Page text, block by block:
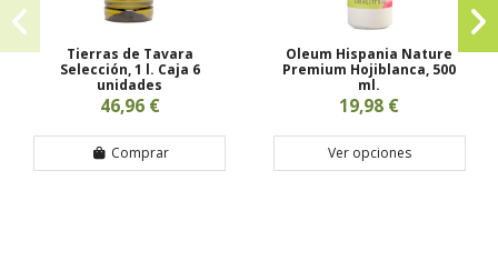
Tierras de Tavara
Selección, 1 l. Caja 6
unidades
46,96 €
Comprar
Oleum Hispania Nature
Premium Hojiblanca, 500
ml.
19,98 €
Ver opciones